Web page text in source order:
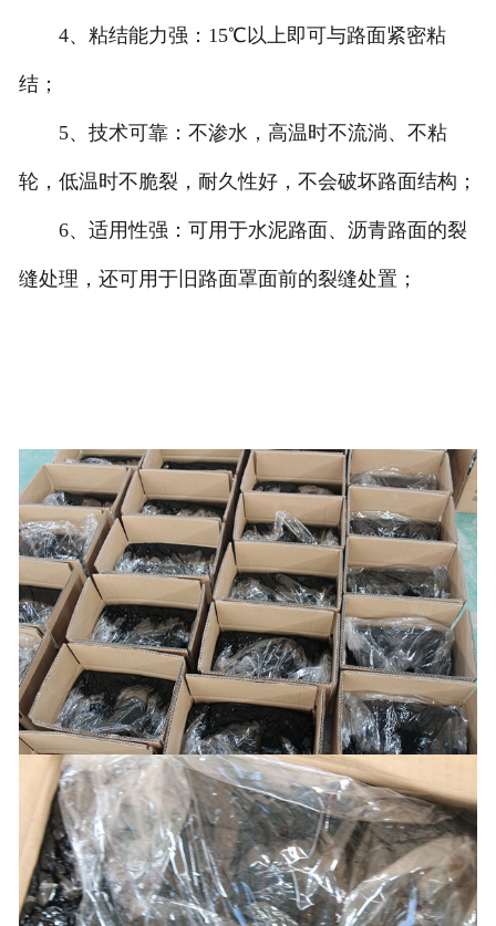
4、粘结能力强：15℃以上即可与路面紧密粘
结；
5、技术可靠：不渗水，高温时不流淌、不粘
轮，低温时不脆裂，耐久性好，不会破坏路面结构；
6、适用性强：可用于水泥路面、沥青路面的裂
缝处理，还可用于旧路面罩面前的裂缝处置；